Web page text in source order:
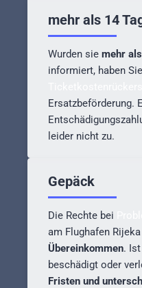
mehr als 14
Wurden sie mehr
informiert, haben
Ersatzbeförderung.
leider nicht zu.
Gepäck
Die Rechte bei
am Flughafen
Übereinkommen.
beschädigt oder
Fristen und